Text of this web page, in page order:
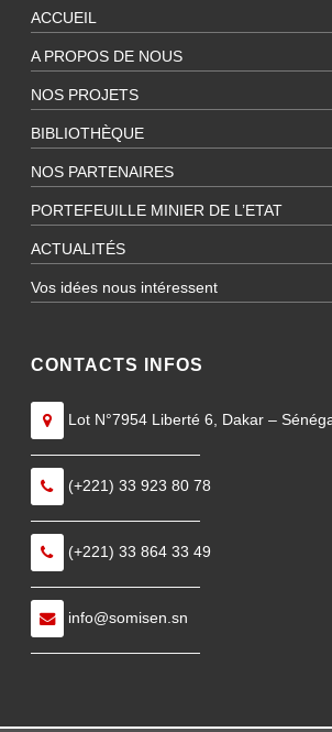
ACCUEIL
A PROPOS DE NOUS
NOS PROJETS
BIBLIOTHÈQUE
NOS PARTENAIRES
PORTEFEUILLE MINIER DE L’ETAT
ACTUALITÉS
Vos idées nous intéressent
CONTACTS INFOS
Lot N°7954 Liberté 6, Dakar –
———————————
(+221) 33 923 80 78
———————————
(+221) 33 864 33 49
———————————
info@somisen.sn
———————————